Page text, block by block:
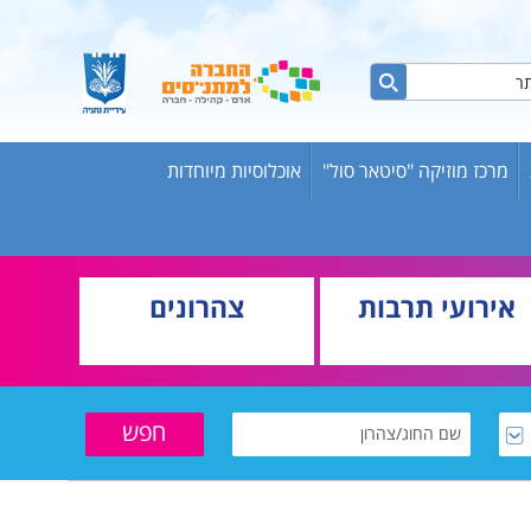
ברשת
מרכז מוזיקה "סיטאר סול" אוכלוסיות מיוחדות
אירועי תרבות צהרונים